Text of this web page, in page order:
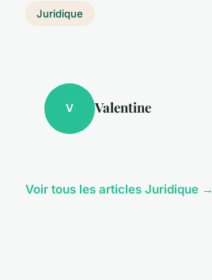
Juridique
V Valentine
Voir tous les articles Juridique →